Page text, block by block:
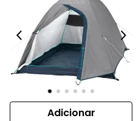
Adicionar